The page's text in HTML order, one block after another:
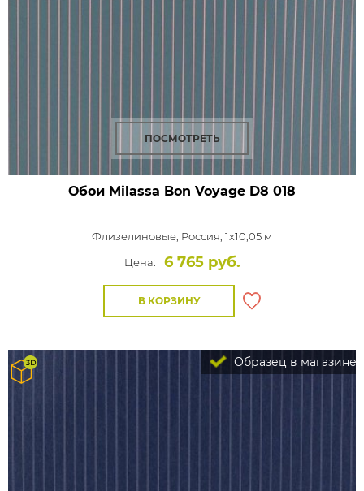
ПОСМОТРЕТЬ
Обои Milassa Bon Voyage D8 018
Флизелиновые, Россия, 1x10,05 м
Цена:
6 765 руб.
В КОРЗИНУ
Образец в магазине